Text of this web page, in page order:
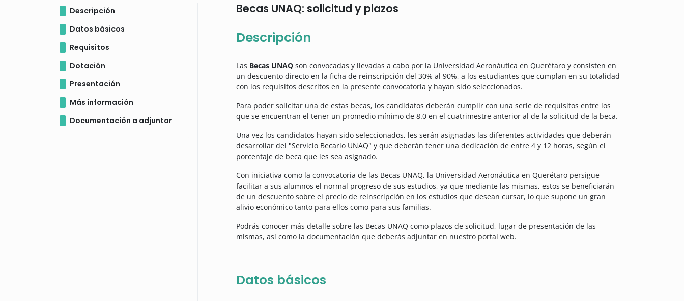
Descripción
Datos básicos
Requisitos
Dotación
Presentación
Más información
Documentación a adjuntar
Becas UNAQ: solicitud y plazos
Descripción
Las Becas UNAQ son convocadas y llevadas a cabo por la Universidad Aeronáutica en Querétaro y consisten en
un descuento directo en la ficha de reinscripción del 30% al 90%, a los estudiantes que cumplan en su totalidad
con los requisitos descritos en la presente convocatoria y hayan sido seleccionados.
Para poder solicitar una de estas becas, los candidatos deberán cumplir con una serie de requisitos entre los
que se encuentran el tener un promedio mínimo de 8.0 en el cuatrimestre anterior al de la solicitud de la beca.
Una vez los candidatos hayan sido seleccionados, les serán asignadas las diferentes actividades que deberán
desarrollar del "Servicio Becario UNAQ" y que deberán tener una dedicación de entre 4 y 12 horas, según el
porcentaje de beca que les sea asignado.
Con iniciativa como la convocatoria de las Becas UNAQ, la Universidad Aeronáutica en Querétaro persigue
facilitar a sus alumnos el normal progreso de sus estudios, ya que mediante las mismas, estos se beneficiarán
de un descuento sobre el precio de reinscripción en los estudios que desean cursar, lo que supone un gran
alivio económico tanto para ellos como para sus familias.
Podrás conocer más detalle sobre las Becas UNAQ como plazos de solicitud, lugar de presentación de las
mismas, así como la documentación que deberás adjuntar en nuestro portal web.
Datos básicos